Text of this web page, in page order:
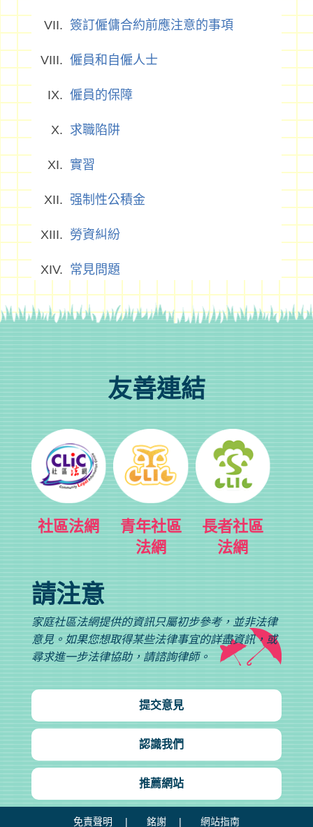
簽訂僱傭合約前應注意的事項
僱員和自僱人士
僱員的保障
求職陷阱
實習
强制性公積金
勞資糾紛
常見問題
友善連結
社區法網
青年社區
法網
長者社區
法網
請注意
家庭社區法網提供的資訊只屬初步參考，並非法律
意見。如果您想取得某些法律事宜的詳盡資訊，或
尋求進一步法律協助，請諮詢律師。
提交意見
認識我們
推薦網站
免責聲明 銘謝 網站指南